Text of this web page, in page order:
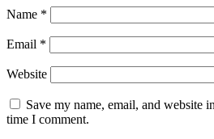
Name *
Email *
Website
Save my name, email, and website
time I comment.